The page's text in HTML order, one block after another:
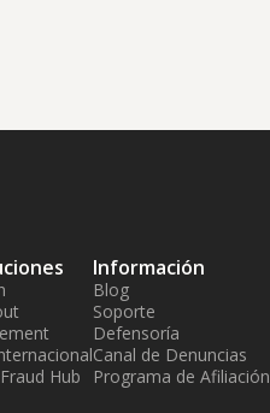
Hub
Información
Blog
Soporte
Defensoría
Canal de Denuncias
Programa de Afiliación